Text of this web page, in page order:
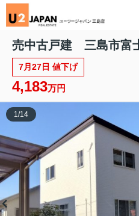
売中古戸建 三島市富
7月27日 値下げ
4,183万円
1/14